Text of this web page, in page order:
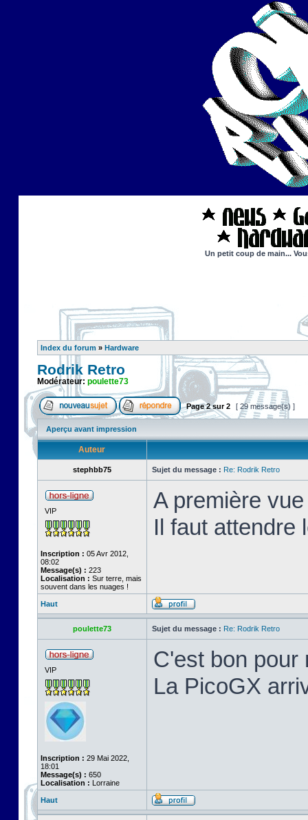
Un petit coup de main...
Index du forum » Hardware
Rodrik Retro
Modérateur: poulette73
Page2sur2 [ 29 message(s) ]
Aperçu avant impression
Auteur
stephbb75 Sujet du message : Re: Rodrik Retro
VIP
Inscription : 05 Avr 2012,
08:02
Message(s) : 223
Localisation : Sur terre, mais
souvent dans les nuages !
A première
Il faut attendre
Haut
poulette73 Sujet du message : Re: Rodrik Retro
VIP
Inscription : 29 Mai 2022,
18:01
Message(s) : 650
Localisation : Lorraine
C'est bon
La PicoGX
Haut